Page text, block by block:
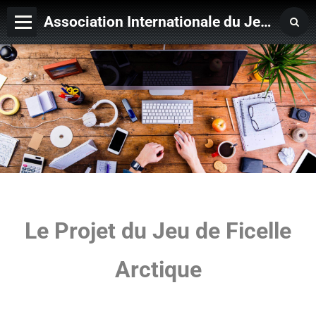
Association Internationale du Jeu de Ficelle
Page d'accueil
Derniers ajouts
Le Projet du Jeu de Ficelle
Arctique